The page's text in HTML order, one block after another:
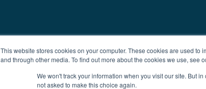
This website stores cookies on your computer. These cookies are used
and through other media. To find out more about the cookies we use, see
We won't track your information when you visit our site. But
not asked to make this choice again.